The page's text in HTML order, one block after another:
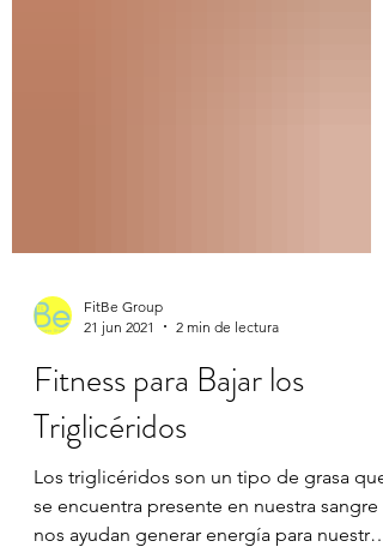
21 jun 2021
2 min de lectura
Fitness para Bajar los
Triglicéridos
Los triglicéridos son un tipo de grasa que